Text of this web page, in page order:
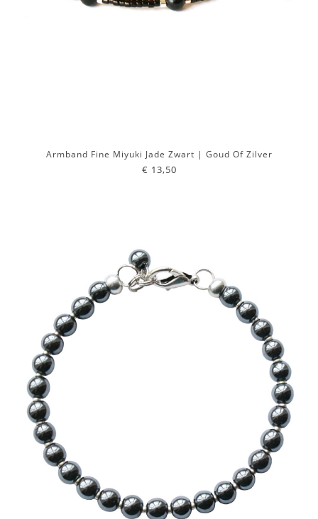
Armband Fine Miyuki Jade Zwart | Goud Of Zilver
€ 13,50